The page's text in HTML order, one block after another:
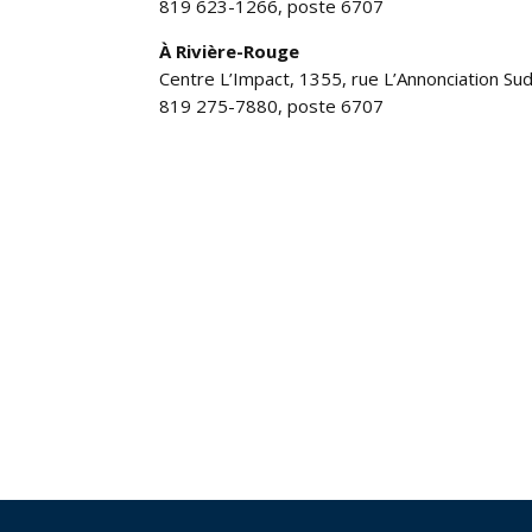
819 623-1266, poste 6707
À Rivière-Rouge
Centre L’Impact, 1355, rue L’Annonciation
819 275-7880, poste 6707